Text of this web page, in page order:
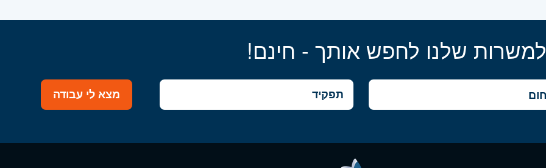
- תל אביב, פתח תקווה, רמת גן וגבעתיים, בקעת אונו וגבעת שמואל, חולון ובת-ים, מודיעין,
וזכרון יעקב, נתניה ועמק חפר, רעננה, כפר סבא והוד השרון, ראש העין, הרצליה ורמת השרון
- ירושלים, יהודה ושומרון, בית שמש
- ראשון לציון ונס- ציונה, רמלה לוד, רחובות, יבנה
שלנו לחפש אותך - חינם!
מצא לי עבודה